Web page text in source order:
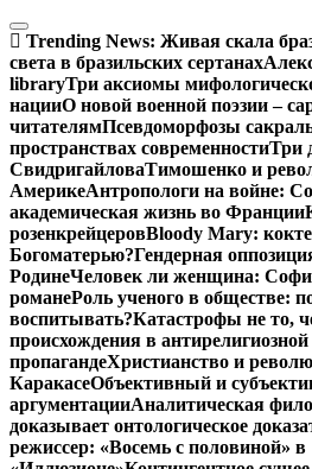
Перейти
к
содержимому
Trending News: Живая скала
света в бразильских сертанах
libraryТри аксиомы
нацииО новой военной поэзии –
читателямПсевдоморфозы
пространствах современностиТри
СвидригайловаТимошенко и
АмерикеАнтропологи на войне:
академическая жизнь во Франции
розенкрейцеровBloody Mary:
Богоматерью?Гендерная
РодинеЧеловек ли женщина:
романеРоль ученого в обществе:
воспитывать?Катастрофы не то,
происхождения в антирелигиозной
пропагандеХристианство и
КаракасеОбъективный и
аргументацииАналитическая
доказывает онтологическое
режиссер: «Восемь с половиной» в